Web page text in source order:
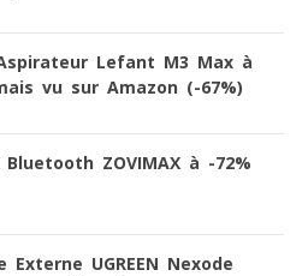
Lefant M3 Max à
vu sur Amazon (-67%)
Bluetooth ZOVIMAX à -72%
Externe UGREEN Nexode